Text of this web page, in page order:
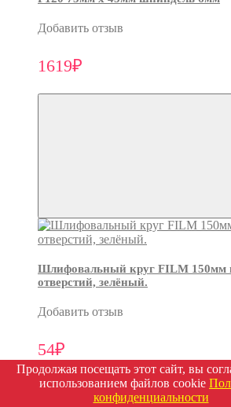
Добавить отзыв
1619₽
Шлифовальный круг FILM 150мм
отверстий, зелёный.
Добавить отзыв
54₽
Продолжая посещать этот сайт, вы
использованием файлов cookie
конфиденциальности